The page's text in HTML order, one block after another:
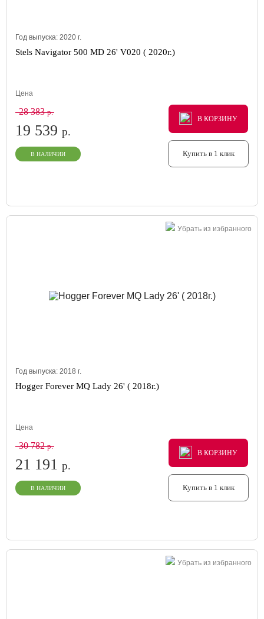
Год выпуска: 2020 г.
Stels Navigator 500 MD 26' V020 ( 2020г.)
Цена
28 383р.
19 539 р.
В НАЛИЧИИ
В КОРЗИНУ
В КОРЗИНУ
В КОРЗИНУ
Купить в 1 клик
Убрать из избранного
Год выпуска: 2018 г.
Hogger Forever MQ Lady 26' ( 2018г.)
Цена
30 782р.
21 191 р.
В НАЛИЧИИ
В КОРЗИНУ
В КОРЗИНУ
В КОРЗИНУ
Купить в 1 клик
Убрать из избранного